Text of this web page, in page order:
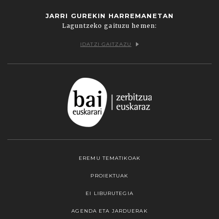
JARRI GUREKIN HARREMANETAN
Laguntzeko gaituzu hemen:
IDATZI GAITZAZU
EREMU TEMATIKOAK
PROIEKTUAK
EI LIBURUTEGIA
AGENDA ETA JARDUERAK